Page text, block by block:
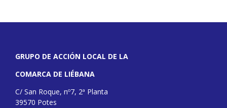
GRUPO DE ACCIÓN LOCAL DE LA
COMARCA DE LIÉBANA
C/ San Roque, nº7, 2ª Planta
39570 Potes